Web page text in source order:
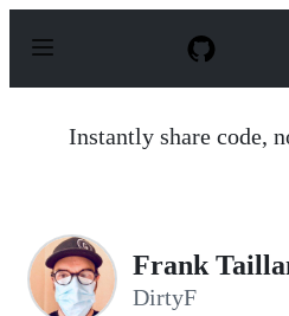
p
Instantly share code,
Frank
DirtyF